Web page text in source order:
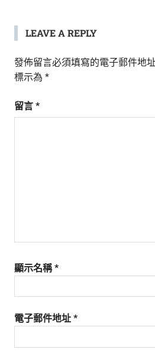
LEAVE A REPLY
發佈留言必須填寫的電子郵件地
標示為 *
留言 *
顯示名稱*
電子郵件地址 *